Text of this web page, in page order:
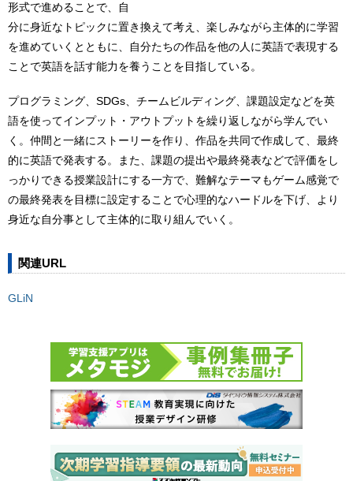
形式で進めることで、自
分に身近なトピックに置き換えて考え、楽しみながら主体的に学習
を進めていくとともに、自分たちの作品を他の人に英語で表現する
ことで英語を話す能力を養うことを目指している。
プログラミング、SDGs、チームビルディング、課題設定などを英
語を使ってインプット・アウトプットを繰り返しながら学んでい
く。仲間と一緒にストーリーを作り、作品を共同で作成して、最終
的に英語で発表する。また、課題の提出や最終発表などで評価をし
っかりできる授業設計にする一方で、難解なテーマもゲーム感覚で
の最終発表を目標に設定することで心理的なハードルを下げ、より
身近な自分事として主体的に取り組んでいく。
関連URL
GLiN